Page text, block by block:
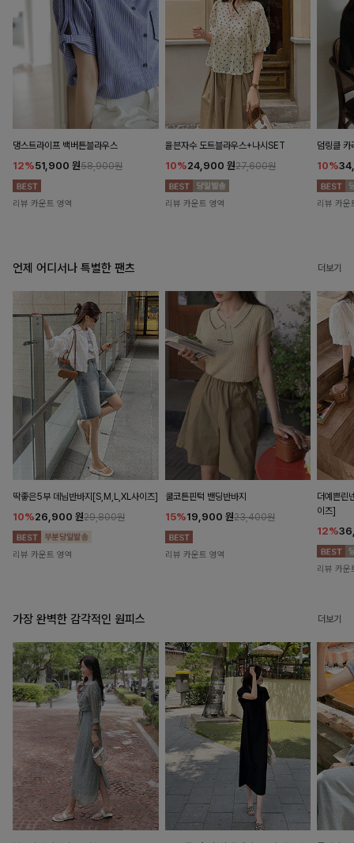
댕스트라이프 백버튼블라우스
12%51,900 원58,900원
리뷰 카운트 영역
율븐자수 도트블라우스+나시SET
10%24,900 원27,600원
리뷰 카운트 영역
덤링클 카
10%
리뷰 카운
언제 어디서나 특별한 팬츠 더보기
딱좋은5부 데님반바지[S,M,L,XL사이즈]
10%26,900 원29,800원
리뷰 카운트 영역
쿨코튼핀턱 밴딩반바지
15%19,900 원23,400원
리뷰 카운트 영역
더예쁜린
이즈]
12%
리뷰 카운
가장 완벽한 감각적인 원피스 더보기